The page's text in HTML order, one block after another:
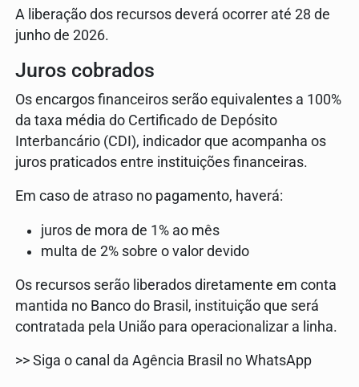
A liberação dos recursos deverá ocorrer até 28 de
junho de 2026.
Juros cobrados
Os encargos financeiros serão equivalentes a 100%
da taxa média do Certificado de Depósito
Interbancário (CDI), indicador que acompanha os
juros praticados entre instituições financeiras.
Em caso de atraso no pagamento, haverá:
juros de mora de 1% ao mês
multa de 2% sobre o valor devido
Os recursos serão liberados diretamente em conta
mantida no Banco do Brasil, instituição que será
contratada pela União para operacionalizar a linha.
>> Siga o canal da Agência Brasil no WhatsApp